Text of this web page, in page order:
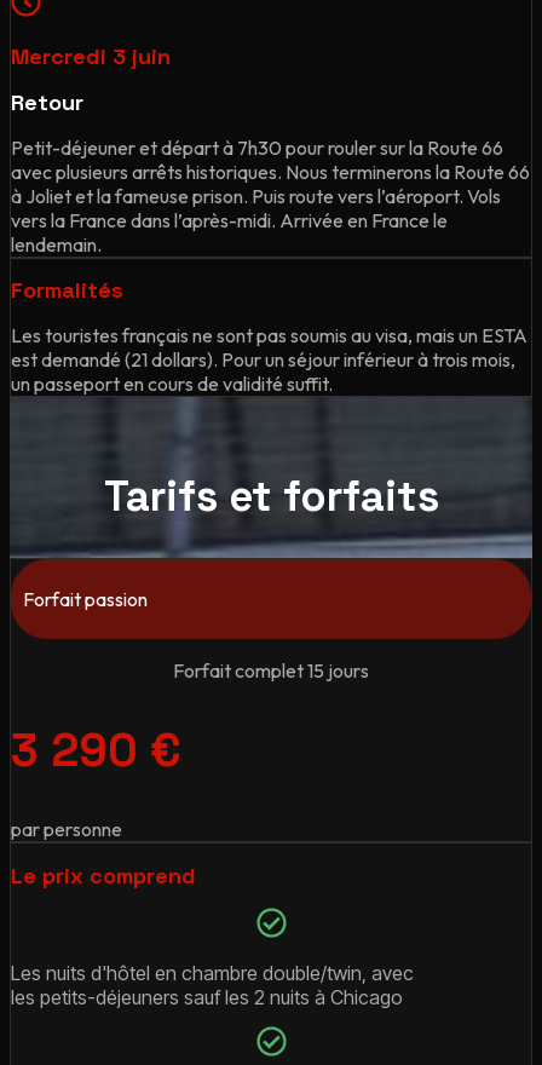
Mercredi 3 juin
Retour
Petit-déjeuner et départ à 7h30 pour rouler sur la Route 66
avec plusieurs arrêts historiques. Nous terminerons la Route 66
à Joliet et la fameuse prison. Puis route vers l’aéroport. Vols
vers la France dans l’après-midi. Arrivée en France le
lendemain.
Formalités
Les touristes français ne sont pas soumis au visa, mais un ESTA
est demandé (21 dollars). Pour un séjour inférieur à trois mois,
un passeport en cours de validité suffit.
Tarifs et forfaits
Forfait passion
Forfait complet 15 jours
3 290 €
par personne
Le prix comprend
Les nuits d'hôtel en chambre double/twin, avec
les petits-déjeuners sauf les 2 nuits à Chicago